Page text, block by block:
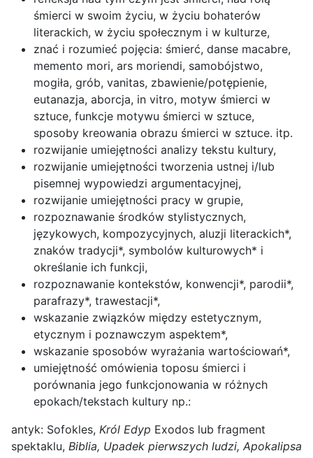
śmierci w swoim życiu, w życiu bohaterów
literackich, w życiu społecznym i w kulturze,
znać i rozumieć pojęcia: śmierć, danse macabre,
memento mori, ars moriendi, samobójstwo,
mogiła, grób, vanitas, zbawienie/potępienie,
eutanazja, aborcja, in vitro, motyw śmierci w
sztuce, funkcje motywu śmierci w sztuce,
sposoby kreowania obrazu śmierci w sztuce. itp.
rozwijanie umiejętności analizy tekstu kultury,
rozwijanie umiejętności tworzenia ustnej i/lub
pisemnej wypowiedzi argumentacyjnej,
rozwijanie umiejętności pracy w grupie,
rozpoznawanie środków stylistycznych,
językowych, kompozycyjnych, aluzji literackich*,
znaków tradycji*, symbolów kulturowych* i
określanie ich funkcji,
rozpoznawanie kontekstów, konwencji*, parodii*,
parafrazy*, trawestacji*,
wskazanie związków między estetycznym,
etycznym i poznawczym aspektem*,
wskazanie sposobów wyrażania wartościowań*,
umiejętność omówienia toposu śmierci i
porównania jego funkcjonowania w różnych
epokach/tekstach kultury np.:
antyk: Sofokles, Król Edyp Exodos lub fragment
spektaklu, Biblia, Upadek pierwszych ludzi, Apokalipsa